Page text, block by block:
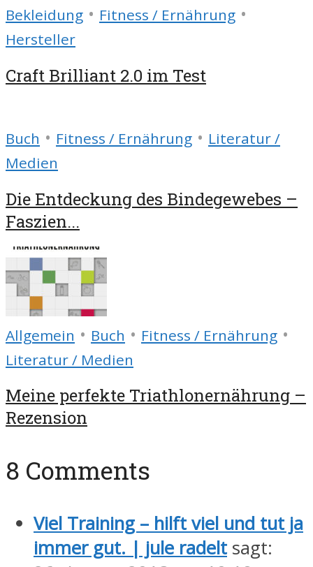
Bekleidung • Fitness / Ernährung •
Hersteller
Craft Brilliant 2.0 im Test
Buch • Fitness / Ernährung • Literatur /
Medien
Die Entdeckung des Bindegewebes –
Faszien...
Allgemein • Buch • Fitness / Ernährung •
Literatur / Medien
Meine perfekte Triathlonernährung –
Rezension
8 Comments
Viel Training – hilft viel und tut ja
immer gut. | jule radelt sagt: